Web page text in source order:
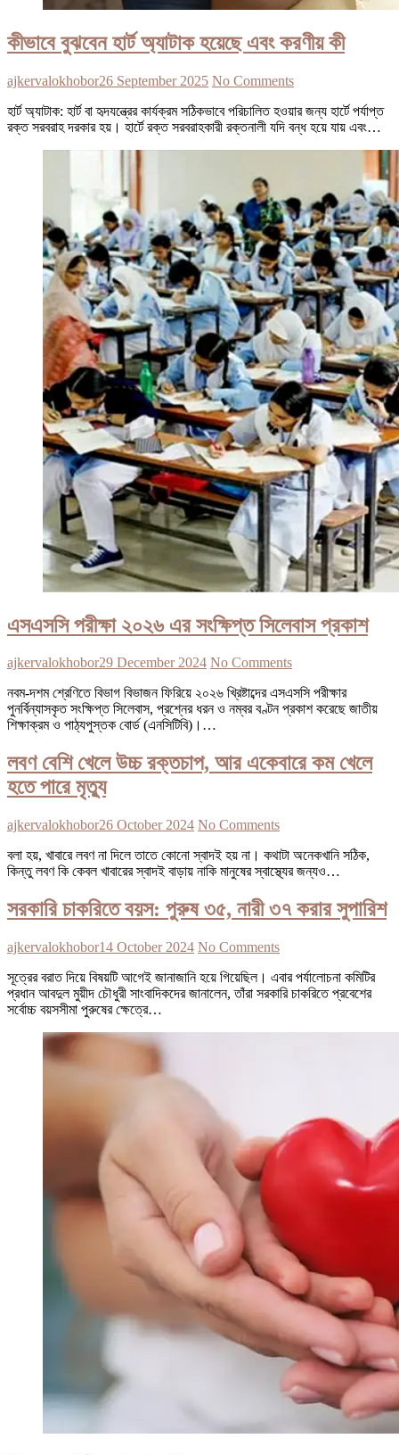
কীভাবে বুঝবেন হার্ট অ্যাটাক হয়েছে এবং করণীয় কী
ajkervalokhobor26 September 2025 No Comments
হার্ট অ্যাটাক: হার্ট বা হৃদযন্ত্রের কার্যক্রম সঠিকভাবে পরিচালিত হওয়ার জন্য হার্টে পর্যাপ্ত
রক্ত সরবরাহ দরকার হয়। হার্টে রক্ত সরবরাহকারী রক্তনালী যদি বন্ধ হয়ে যায় এবং…
এসএসসি পরীক্ষা ২০২৬ এর সংক্ষিপ্ত সিলেবাস প্রকাশ
ajkervalokhobor29 December 2024 No Comments
নবম-দশম শ্রেণিতে বিভাগ বিভাজন ফিরিয়ে ২০২৬ খ্রিষ্টাব্দের এসএসসি পরীক্ষার
পুনর্বিন্যাসকৃত সংক্ষিপ্ত সিলেবাস, প্রশ্নের ধরন ও নম্বর বণ্টন প্রকাশ করেছে জাতীয়
শিক্ষাক্রম ও পাঠ্যপুস্তক বোর্ড (এনসিটিবি)।…
লবণ বেশি খেলে উচ্চ রক্তচাপ, আর একেবারে কম খেলে
হতে পারে মৃত্যু
ajkervalokhobor26 October 2024 No Comments
বলা হয়, খাবারে লবণ না দিলে তাতে কোনো স্বাদই হয় না। কথাটা অনেকখানি সঠিক,
কিন্তু লবণ কি কেবল খাবারের স্বাদই বাড়ায় নাকি মানুষের স্বাস্থ্যের জন্যও…
সরকারি চাকরিতে বয়স: পুরুষ ৩৫, নারী ৩৭ করার সুপারিশ
ajkervalokhobor14 October 2024 No Comments
সূত্রের বরাত দিয়ে বিষয়টি আগেই জানাজানি হয়ে গিয়েছিল। এবার পর্যালোচনা কমিটির
প্রধান আবদুল মুয়ীদ চৌধুরী সাংবাদিকদের জানালেন, তাঁরা সরকারি চাকরিতে প্রবেশের
সর্বোচ্চ বয়সসীমা পুরুষের ক্ষেত্রে…